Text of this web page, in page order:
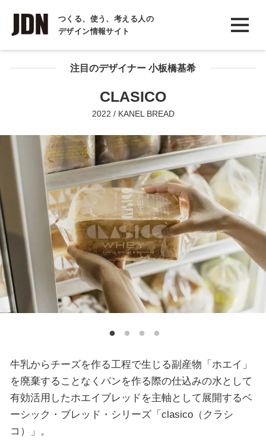
つくる、使う、考える人の
デザイン情報サイト
INTERVIEW
インタビュー
REPORT
COLUMN
注目のデザイナー 小板橋基希
CLASICO
2022 / KANEL BREAD
牛乳からチーズを作る工程で生じる副産物「ホエイ」
を廃棄することなくパンを作る際の仕込みの水として
有効活用したホエイブレッドを主軸として展開するベ
ーシック・ブレッド・シリーズ「clasico（クラシ
コ）」。